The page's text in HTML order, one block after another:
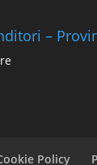
–
Policy